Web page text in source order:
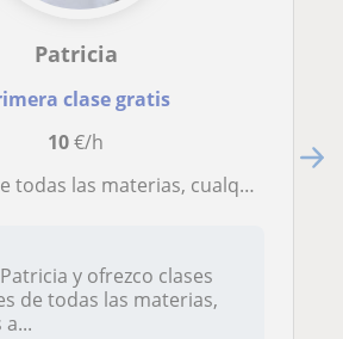
Patricia
clase gratis
10€/h
materias, cualquier duda contactar conmigo
Patricia y ofrezco clases
de todas las materias,